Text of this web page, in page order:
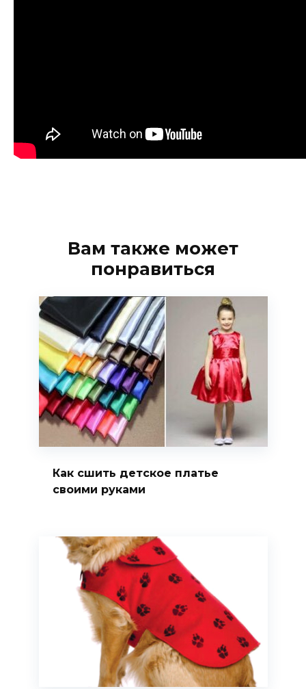
Вам также может
понравиться
Как сшить детское платье
своими руками